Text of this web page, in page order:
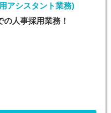
アシスタント業務)
の人事採用業務！